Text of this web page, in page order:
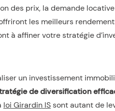
des prix, la demande
les meilleurs
à affiner votre stratégie
un investissement
de diversification
loi Girardin ISsont autant de